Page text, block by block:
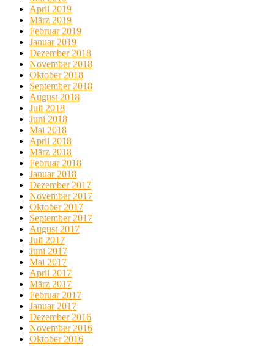
April 2019
März 2019
Februar 2019
Januar 2019
Dezember 2018
November 2018
Oktober 2018
September 2018
August 2018
Juli 2018
Juni 2018
Mai 2018
April 2018
März 2018
Februar 2018
Januar 2018
Dezember 2017
November 2017
Oktober 2017
September 2017
August 2017
Juli 2017
Juni 2017
Mai 2017
April 2017
März 2017
Februar 2017
Januar 2017
Dezember 2016
November 2016
Oktober 2016